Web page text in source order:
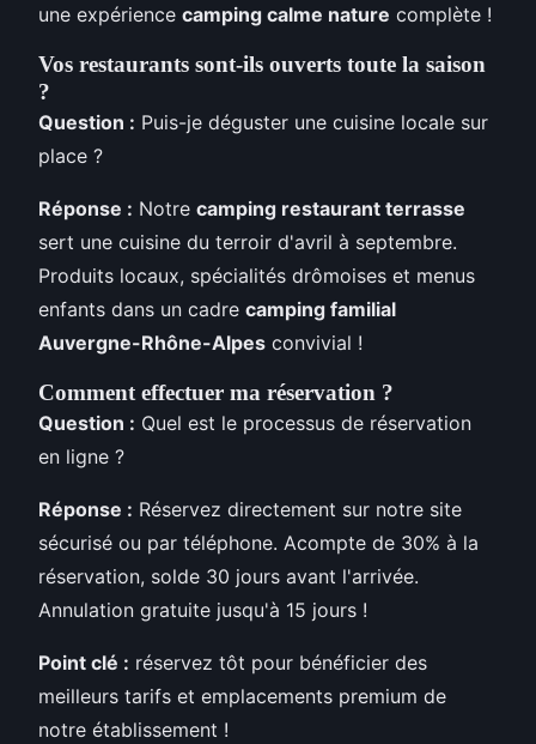
une expérience camping calme nature complète !
Vos restaurants sont-ils ouverts toute la saison
?
Question : Puis-je déguster une cuisine locale sur
place ?
Réponse : Notre camping restaurant terrasse
sert une cuisine du terroir d'avril à septembre.
Produits locaux, spécialités drômoises et menus
enfants dans un cadre camping familial
Auvergne-Rhône-Alpes convivial !
Comment effectuer ma réservation ?
Question : Quel est le processus de réservation
en ligne ?
Réponse : Réservez directement sur notre site
sécurisé ou par téléphone. Acompte de 30% à la
réservation, solde 30 jours avant l'arrivée.
Annulation gratuite jusqu'à 15 jours !
Point clé : réservez tôt pour bénéficier des
meilleurs tarifs et emplacements premium de
notre établissement !